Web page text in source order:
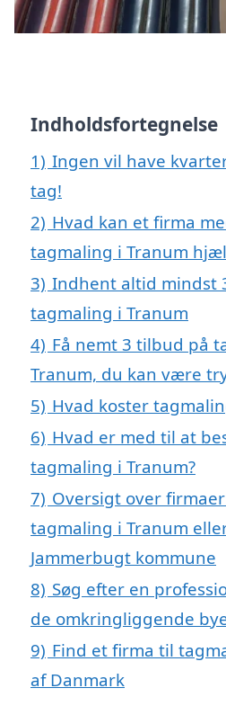
Indholdsfortegnelse
1) Ingen vil have
tag!
2) Hvad kan et firma
tagmaling i Tranum
3) Indhent altid mindst
tagmaling i Tranum
4) Få nemt 3 tilbud på
Tranum, du kan være
5) Hvad koster
6) Hvad er med til at
tagmaling i Tranum?
7) Oversigt over
tagmaling i Tranum
Jammerbugt kommune
8) Søg efter en
de omkringliggende
9) Find et firma til
af Danmark